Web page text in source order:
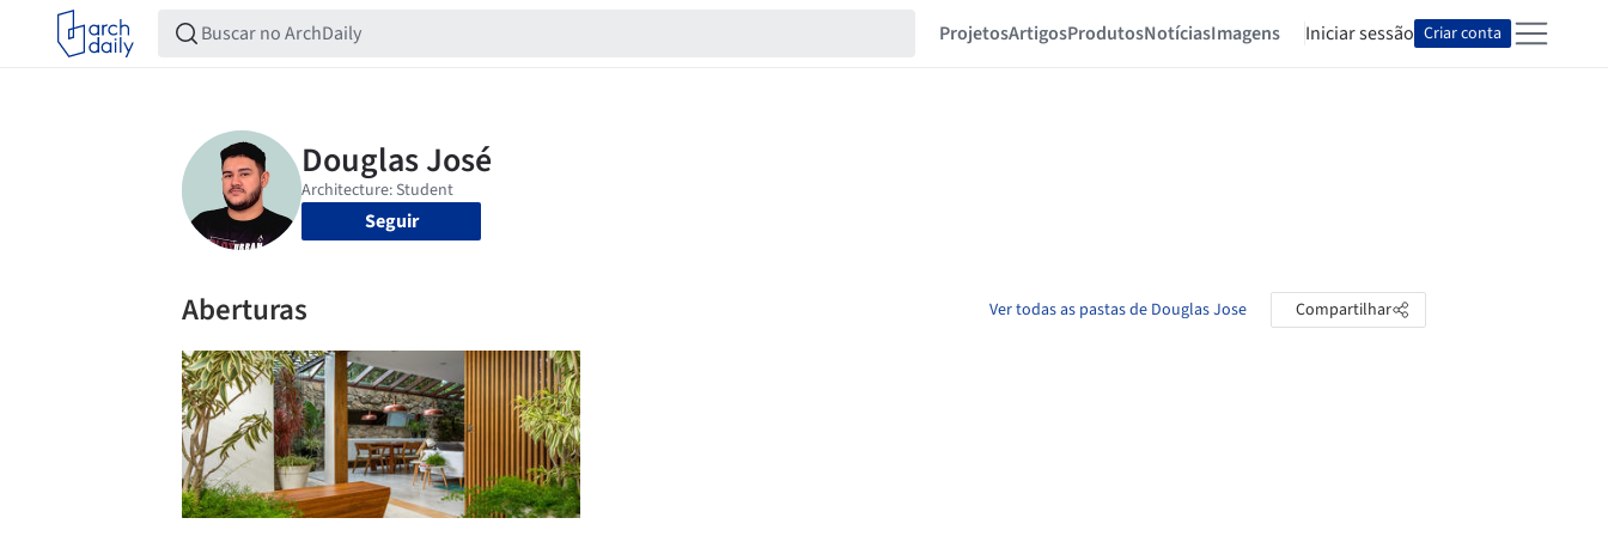
ProjetosArtigosProdutosNotíciasImagens Iniciar sessão Criar conta
Seguir
Aberturas Ver todas as pastas de Douglas Jose Compartilhar